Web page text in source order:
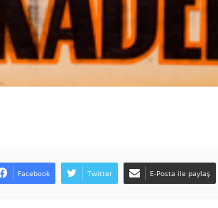
Facebook Twitter E-Posta ile paylaş